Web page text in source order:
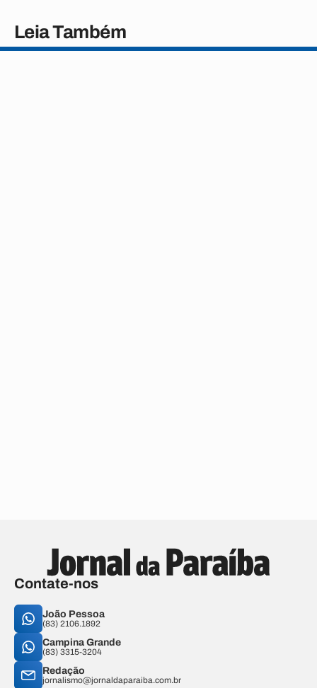
Leia Também
Contate-nos
João Pessoa
(83) 2106.1892
Campina Grande
(83) 3315-3204
Redação
jornalismo@jornaldaparaiba.com.br